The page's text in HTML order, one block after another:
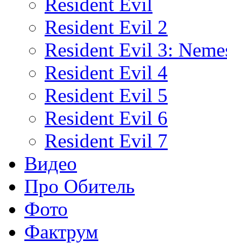
Resident Evil 2
Resident Evil 3:
Resident Evil 4
Resident Evil 5
Resident Evil 6
Resident Evil 7
Видео
Про Обитель
Фото
Фактрум